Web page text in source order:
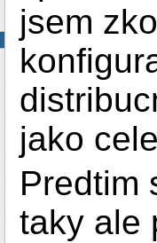
jsem
jako
Predtim
taky ale